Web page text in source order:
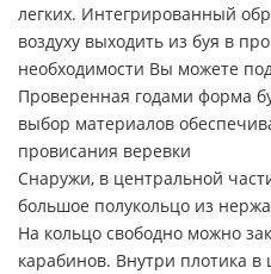
легких. Интегрированный
воздуху выходить из буя в
необходимости Вы можете
Проверенная годами форма
выбор материалов
провисания веревки
Снаружи, в центральной
большое полукольцо из
На кольцо свободно можно
карабинов. Внутри плотика в